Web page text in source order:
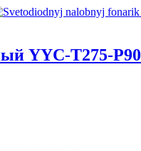
YYC-T275-P90